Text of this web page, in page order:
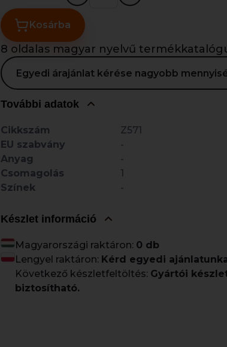
Kosárba
8 oldalas magyar nyelvű
Egyedi árajánlat kérése nagyobb
További adatok
Cikkszám
Z571
EU szabvány
-
Anyag
-
Csomagolás
1
Színek
-
Készlet információ
Magyarországi raktáron: 0 db
Lengyel raktáron: Kérd egyedi
Következő készletfeltöltés: Gyártói
biztosítható.